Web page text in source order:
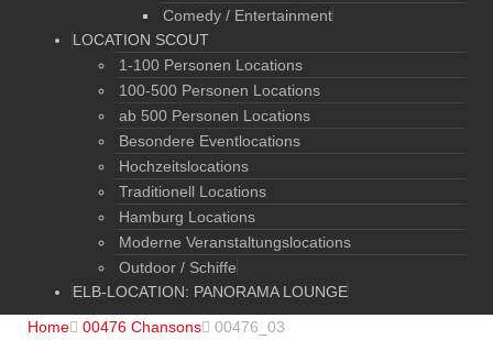
Comedy / Entertainment
LOCATION SCOUT
1-100 Personen Locations
100-500 Personen Locations
ab 500 Personen Locations
Besondere Eventlocations
Hochzeitslocations
Traditionell Locations
Hamburg Locations
Moderne Veranstaltungslocations
Outdoor / Schiffe
ELB-LOCATION: PANORAMA LOUNGE
Home 00476 Chansons 00476_03